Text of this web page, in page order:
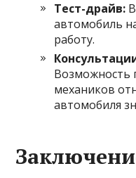
Тест-драйв:
автомобиль
работу.
Возможность
механиков
автомобиля